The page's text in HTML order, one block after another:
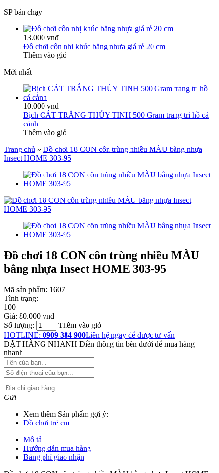
SP bán chạy
13.000 vnđ
Đồ chơi côn nhị khúc bằng nhựa giá rẻ 20 cm
Thêm vào giỏ
Mới nhất
10.000 vnđ
Bịch CÁT TRẮNG THỦY TINH 500 Gram trang tri hồ cá
cảnh
Thêm vào giỏ
Trang chủ » Đồ chơi 18 CON côn trùng nhiều MÀU bằng nhựa
Insect HOME 303-95
Đồ chơi 18 CON côn trùng nhiều MÀU
bằng nhựa Insect HOME 303-95
Mã sản phẩm: 1607
Tình trạng:
100
Giá: 80.000 vnđ
Số lượng:
Thêm vào giỏ
HOTLINE: 0909 384 900Liên hệ ngay để được tư vấn
ĐẶT HÀNG NHANH Điền thông tin bên dưới để mua hàng
nhanh
Gửi
Xem thêm Sản phẩm gợi ý:
Đồ chơi trẻ em
Mô tả
Hướng dẫn mua hàng
Bảng phí giao nhận